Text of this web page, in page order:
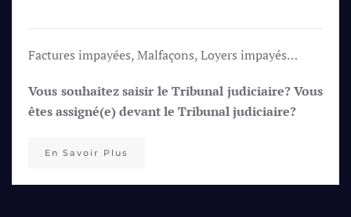
Factures impayées, Malfaçons, Loyers impayés…
Vous souhaitez saisir le Tribunal judiciaire? Vous
êtes assigné(e) devant le Tribunal judiciaire?
En Savoir Plus